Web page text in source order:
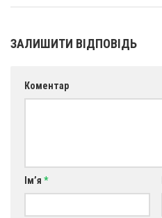
Трансляції
ЗАЛИШИТИ ВІДПОВІДЬ
Коментар
Ім’я *